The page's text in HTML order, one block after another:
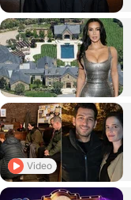
Video